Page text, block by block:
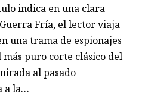
indica en una clara
Fría, el lector viaja
una trama de espionajes
más puro corte clásico del
al pasado
a la…